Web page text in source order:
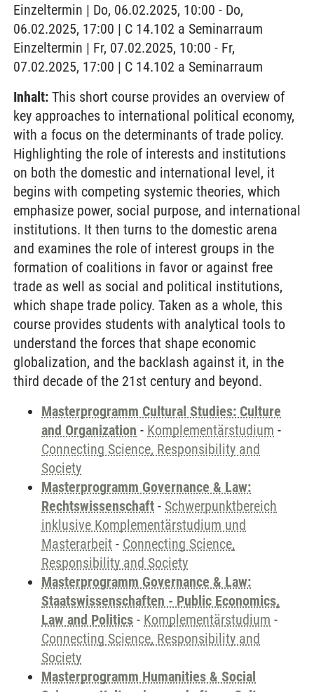
Einzeltermin | Do, 06.02.2025, 10:00 - Do,
06.02.2025, 17:00 | C 14.102 a Seminarraum
Einzeltermin | Fr, 07.02.2025, 10:00 - Fr,
07.02.2025, 17:00 | C 14.102 a Seminarraum
Inhalt: This short course provides an overview of
key approaches to international political economy,
with a focus on the determinants of trade policy.
Highlighting the role of interests and institutions
on both the domestic and international level, it
begins with competing systemic theories, which
emphasize power, social purpose, and international
institutions. It then turns to the domestic arena
and examines the role of interest groups in the
formation of coalitions in favor or against free
trade as well as social and political institutions,
which shape trade policy. Taken as a whole, this
course provides students with analytical tools to
understand the forces that shape economic
globalization, and the backlash against it, in the
third decade of the 21st century and beyond.
Masterprogramm Cultural Studies: Culture
and Organization - Komplementärstudium -
Connecting Science, Responsibility and
Society
Masterprogramm Governance & Law:
Rechtswissenschaft - Schwerpunktbereich
inklusive Komplementärstudium und
Masterarbeit - Connecting Science,
Responsibility and Society
Masterprogramm Governance & Law:
Staatswissenschaften - Public Economics,
Law and Politics - Komplementärstudium -
Connecting Science, Responsibility and
Society
Masterprogramm Humanities & Social